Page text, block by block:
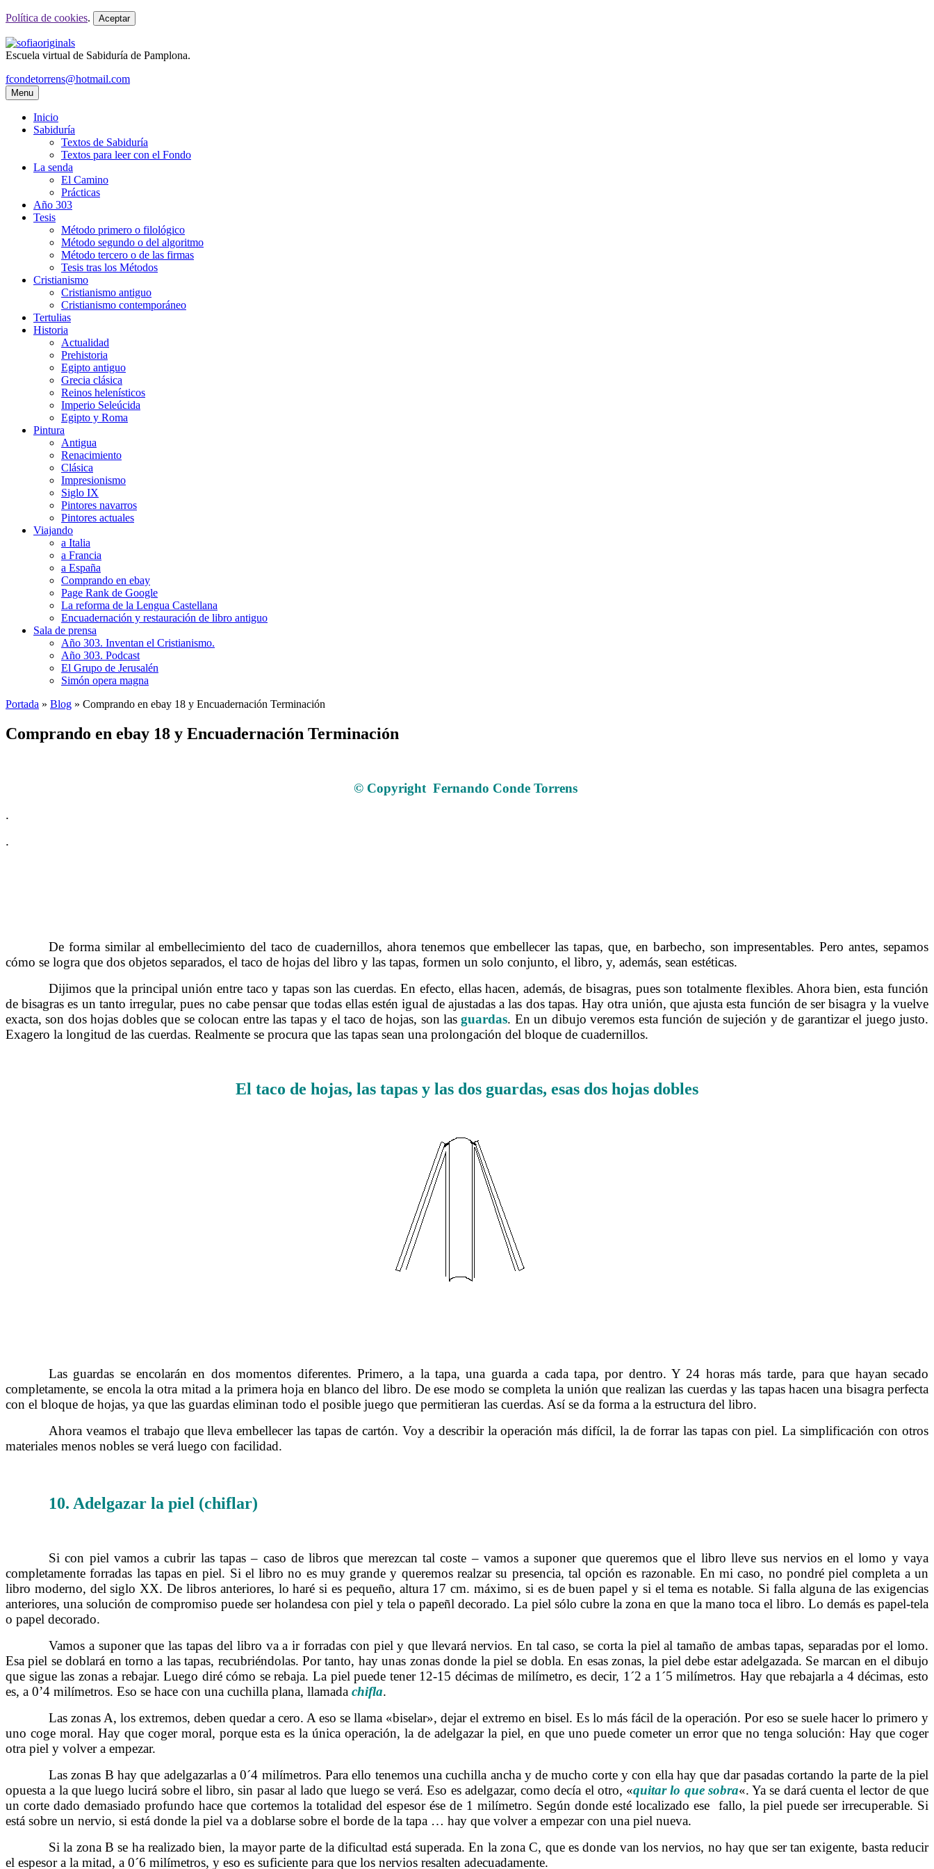
Política de cookies. Aceptar
Escuela virtual de Sabiduría de Pamplona.
fcondetorrens@hotmail.com
Menu
Inicio
Sabiduría
Textos de Sabiduría
Textos para leer con el Fondo
La senda
El Camino
Prácticas
Año 303
Tesis
Método primero o filológico
Método segundo o del algoritmo
Método tercero o de las firmas
Tesis tras los Métodos
Cristianismo
Cristianismo antiguo
Cristianismo contemporáneo
Tertulias
Historia
Actualidad
Prehistoria
Egipto antiguo
Grecia clásica
Reinos helenísticos
Imperio Seleúcida
Egipto y Roma
Pintura
Antigua
Renacimiento
Clásica
Impresionismo
Siglo IX
Pintores navarros
Pintores actuales
Viajando
a Italia
a Francia
a España
Comprando en ebay
Page Rank de Google
La reforma de la Lengua Castellana
Encuadernación y restauración de libro antiguo
Sala de prensa
Año 303. Inventan el Cristianismo.
Año 303. Podcast
El Grupo de Jerusalén
Simón opera magna
Portada » Blog » Comprando en ebay 18 y Encuadernación Terminación
Comprando en ebay 18 y Encuadernación Terminación
© Copyright Fernando Conde Torrens
.
.
De forma similar al embellecimiento del taco de cuadernillos, ahora tenemos que embellecer las tapas, que, en barbecho, son impresentables. Pero antes, sepamos
cómo se logra que dos objetos separados, el taco de hojas del libro y las tapas, formen un solo conjunto, el libro, y, además, sean estéticas.
Dijimos que la principal unión entre taco y tapas son las cuerdas. En efecto, ellas hacen, además, de bisagras, pues son totalmente flexibles. Ahora bien, esta función
de bisagras es un tanto irregular, pues no cabe pensar que todas ellas estén igual de ajustadas a las dos tapas. Hay otra unión, que ajusta esta función de ser bisagra y la vuelve
exacta, son dos hojas dobles que se colocan entre las tapas y el taco de hojas, son lasguardas. En un dibujo veremos esta función de sujeción y de garantizar el juego justo.
Exagero la longitud de las cuerdas. Realmente se procura que las tapas sean una prolongación del bloque de cuadernillos.
El taco de hojas, las tapas y las dos guardas, esas dos hojas dobles
Las guardas se encolarán en dos momentos diferentes. Primero, a la tapa, una guarda a cada tapa, por dentro. Y 24 horas más tarde, para que hayan secado
completamente, se encola la otra mitad a la primera hoja en blanco del libro. De ese modo se completa la unión que realizan las cuerdas y las tapas hacen una bisagra perfecta
con el bloque de hojas, ya que las guardas eliminan todo el posible juego que permitieran las cuerdas. Así se da forma a la estructura del libro.
Ahora veamos el trabajo que lleva embellecer las tapas de cartón. Voy a describir la operación más difícil, la de forrar las tapas con piel. La simplificación con otros
materiales menos nobles se verá luego con facilidad.
10. Adelgazar la piel (chiflar)
Si con piel vamos a cubrir las tapas – caso de libros que merezcan tal coste – vamos a suponer que queremos que el libro lleve sus nervios en el lomo y vaya
completamente forradas las tapas en piel. Si el libro no es muy grande y queremos realzar su presencia, tal opción es razonable. En mi caso, no pondré piel completa a un
libro moderno, del siglo XX. De libros anteriores, lo haré si es pequeño, altura 17 cm. máximo, si es de buen papel y si el tema es notable. Si falla alguna de las exigencias
anteriores, una solución de compromiso puede ser holandesa con piel y tela o papeñl decorado. La piel sólo cubre la zona en que la mano toca el libro. Lo demás es papel-tela
o papel decorado.
Vamos a suponer que las tapas del libro va a ir forradas con piel y que llevará nervios. En tal caso, se corta la piel al tamaño de ambas tapas, separadas por el lomo.
Esa piel se doblará en torno a las tapas, recubriéndolas. Por tanto, hay unas zonas donde la piel se dobla. En esas zonas, la piel debe estar adelgazada. Se marcan en el dibujo
que sigue las zonas a rebajar. Luego diré cómo se rebaja. La piel puede tener 12-15 décimas de milímetro, es decir, 1´2 a 1´5 milímetros. Hay que rebajarla a 4 décimas, esto
es, a 0’4 milímetros. Eso se hace con una cuchilla plana, llamada chifla.
Las zonas A, los extremos, deben quedar a cero. A eso se llama «biselar», dejar el extremo en bisel. Es lo más fácil de la operación. Por eso se suele hacer lo primero y
uno coge moral. Hay que coger moral, porque esta es la única operación, la de adelgazar la piel, en que uno puede cometer un error que no tenga solución: Hay que coger
otra piel y volver a empezar.
Las zonas B hay que adelgazarlas a 0´4 milímetros. Para ello tenemos una cuchilla ancha y de mucho corte y con ella hay que dar pasadas cortando la parte de la piel
opuesta a la que luego lucirá sobre el libro, sin pasar al lado que luego se verá. Eso es adelgazar, como decía el otro, «quitar lo que sobra«. Ya se dará cuenta el lector de que
un corte dado demasiado profundo hace que cortemos la totalidad del espesor ése de 1 milímetro. Según donde esté localizado ese fallo, la piel puede ser irrecuperable. Si
está sobre un nervio, si está donde la piel va a doblarse sobre el borde de la tapa … hay que volver a empezar con una piel nueva.
Si la zona B se ha realizado bien, la mayor parte de la dificultad está superada. En la zona C, que es donde van los nervios, no hay que ser tan exigente, basta reducir
el espesor a la mitad, a 0´6 milímetros, y eso es suficiente para que los nervios resalten adecuadamente.